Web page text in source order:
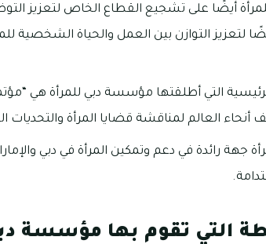
أيضًا على تشجيع القطاع الخاص لتعزيز
التوازن بين العمل والحياة الشخصية
التي أطلقتها مؤسسة دبي للمرأة هي
العالم لمناقشة قضايا المرأة والتحديات
جهة رائدة في دعم وتمكين المرأة في دبي
التي تقوم بها مؤسسة